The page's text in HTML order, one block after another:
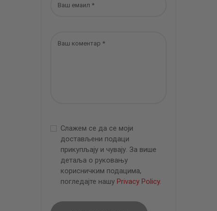
Слажем се да се моји
достављени подаци
прикупљају и чувају. За више
детаља о руковању
корисничким подацима,
погледајте нашу Privacy Policy.